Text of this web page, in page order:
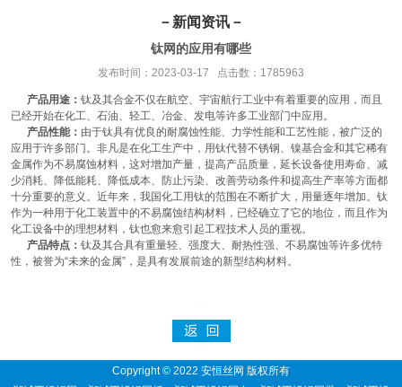
－新闻资讯－
钛网的应用有哪些
发布时间：2023-03-17 点击数：1785963
产品用途： 钛及其合金不仅在航空、宇宙航行工业中有着重要的应用，而且
已经开始在化工、石油、轻工、冶金、发电等许多工业部门中应用。
产品性能： 由于钛具有优良的耐腐蚀性能、力学性能和工艺性能，被广泛的
应用于许多部门。非凡是在化工生产中，用钛代替不锈钢、镍基合金和其它稀有
金属作为不易腐蚀材料，这对增加产量，提高产品质量，延长设备使用寿命、减
少消耗、降低能耗、降低成本、防止污染、改善劳动条件和提高生产率等方面都
十分重要的意义。近年来，我国化工用钛的范围在不断扩大，用量逐年增加。钛
作为一种用于化工装置中的不易腐蚀结构材料，已经确立了它的地位，而且作为
化工设备中的理想材料，钛也愈来愈引起工程技术人员的重视。
产品特点： 钛及其合具有重量轻、强度大、耐热性强、不易腐蚀等许多优特
性，被誉为“未来的金属”，是具有发展前途的新型结构材料。
Copyright © 2022 安恒丝网 版权所有